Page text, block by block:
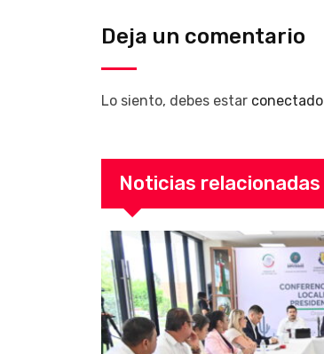
Deja un comentario
Lo siento, debes estar conectado
Noticias relacionadas